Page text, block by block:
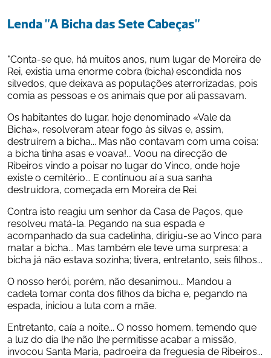
Lenda "A Bicha das Sete Cabeças"
"Conta-se que, há muitos anos, num lugar de Moreira de
Rei, existia uma enorme cobra (bicha) escondida nos
silvedos, que deixava as populações aterrorizadas, pois
comia as pessoas e os animais que por ali passavam.
Os habitantes do lugar, hoje denominado «Vale da
Bicha», resolveram atear fogo às silvas e, assim,
destruírem a bicha... Mas não contavam com uma coisa:
a bicha tinha asas e voava!... Voou na direcção de
Ribeiros vindo a poisar no lugar do Vinco, onde hoje
existe o cemitério... E continuou aí a sua sanha
destruidora, começada em Moreira de Rei.
Contra isto reagiu um senhor da Casa de Paços, que
resolveu matá-la. Pegando na sua espada e
acompanhado da sua cadelinha, dirigiu-se ao Vinco para
matar a bicha... Mas também ele teve uma surpresa: a
bicha já não estava sozinha; tivera, entretanto, seis filhos...
O nosso herói, porém, não desanimou... Mandou a
cadela tomar conta dos filhos da bicha e, pegando na
espada, iniciou a luta com a mãe.
Entretanto, caía a noite... O nosso homem, temendo que
a luz do dia lhe não lhe permitisse acabar a missão,
invocou Santa Maria, padroeira da freguesia de Ribeiros...